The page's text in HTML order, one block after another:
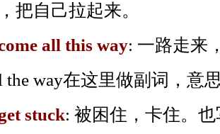
把自己拉起来。
all this way: 一路走来
the way在这里做副词，意
stuck: 被困住，卡住。也